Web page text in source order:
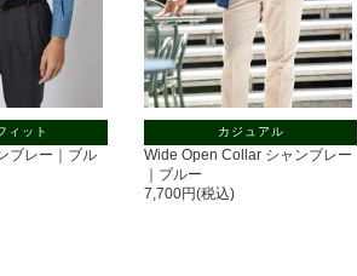
ィット
ブレー｜ブル
カジュアル
Wide Open Collar シャンブレー
｜ブルー
7,700円(税込)